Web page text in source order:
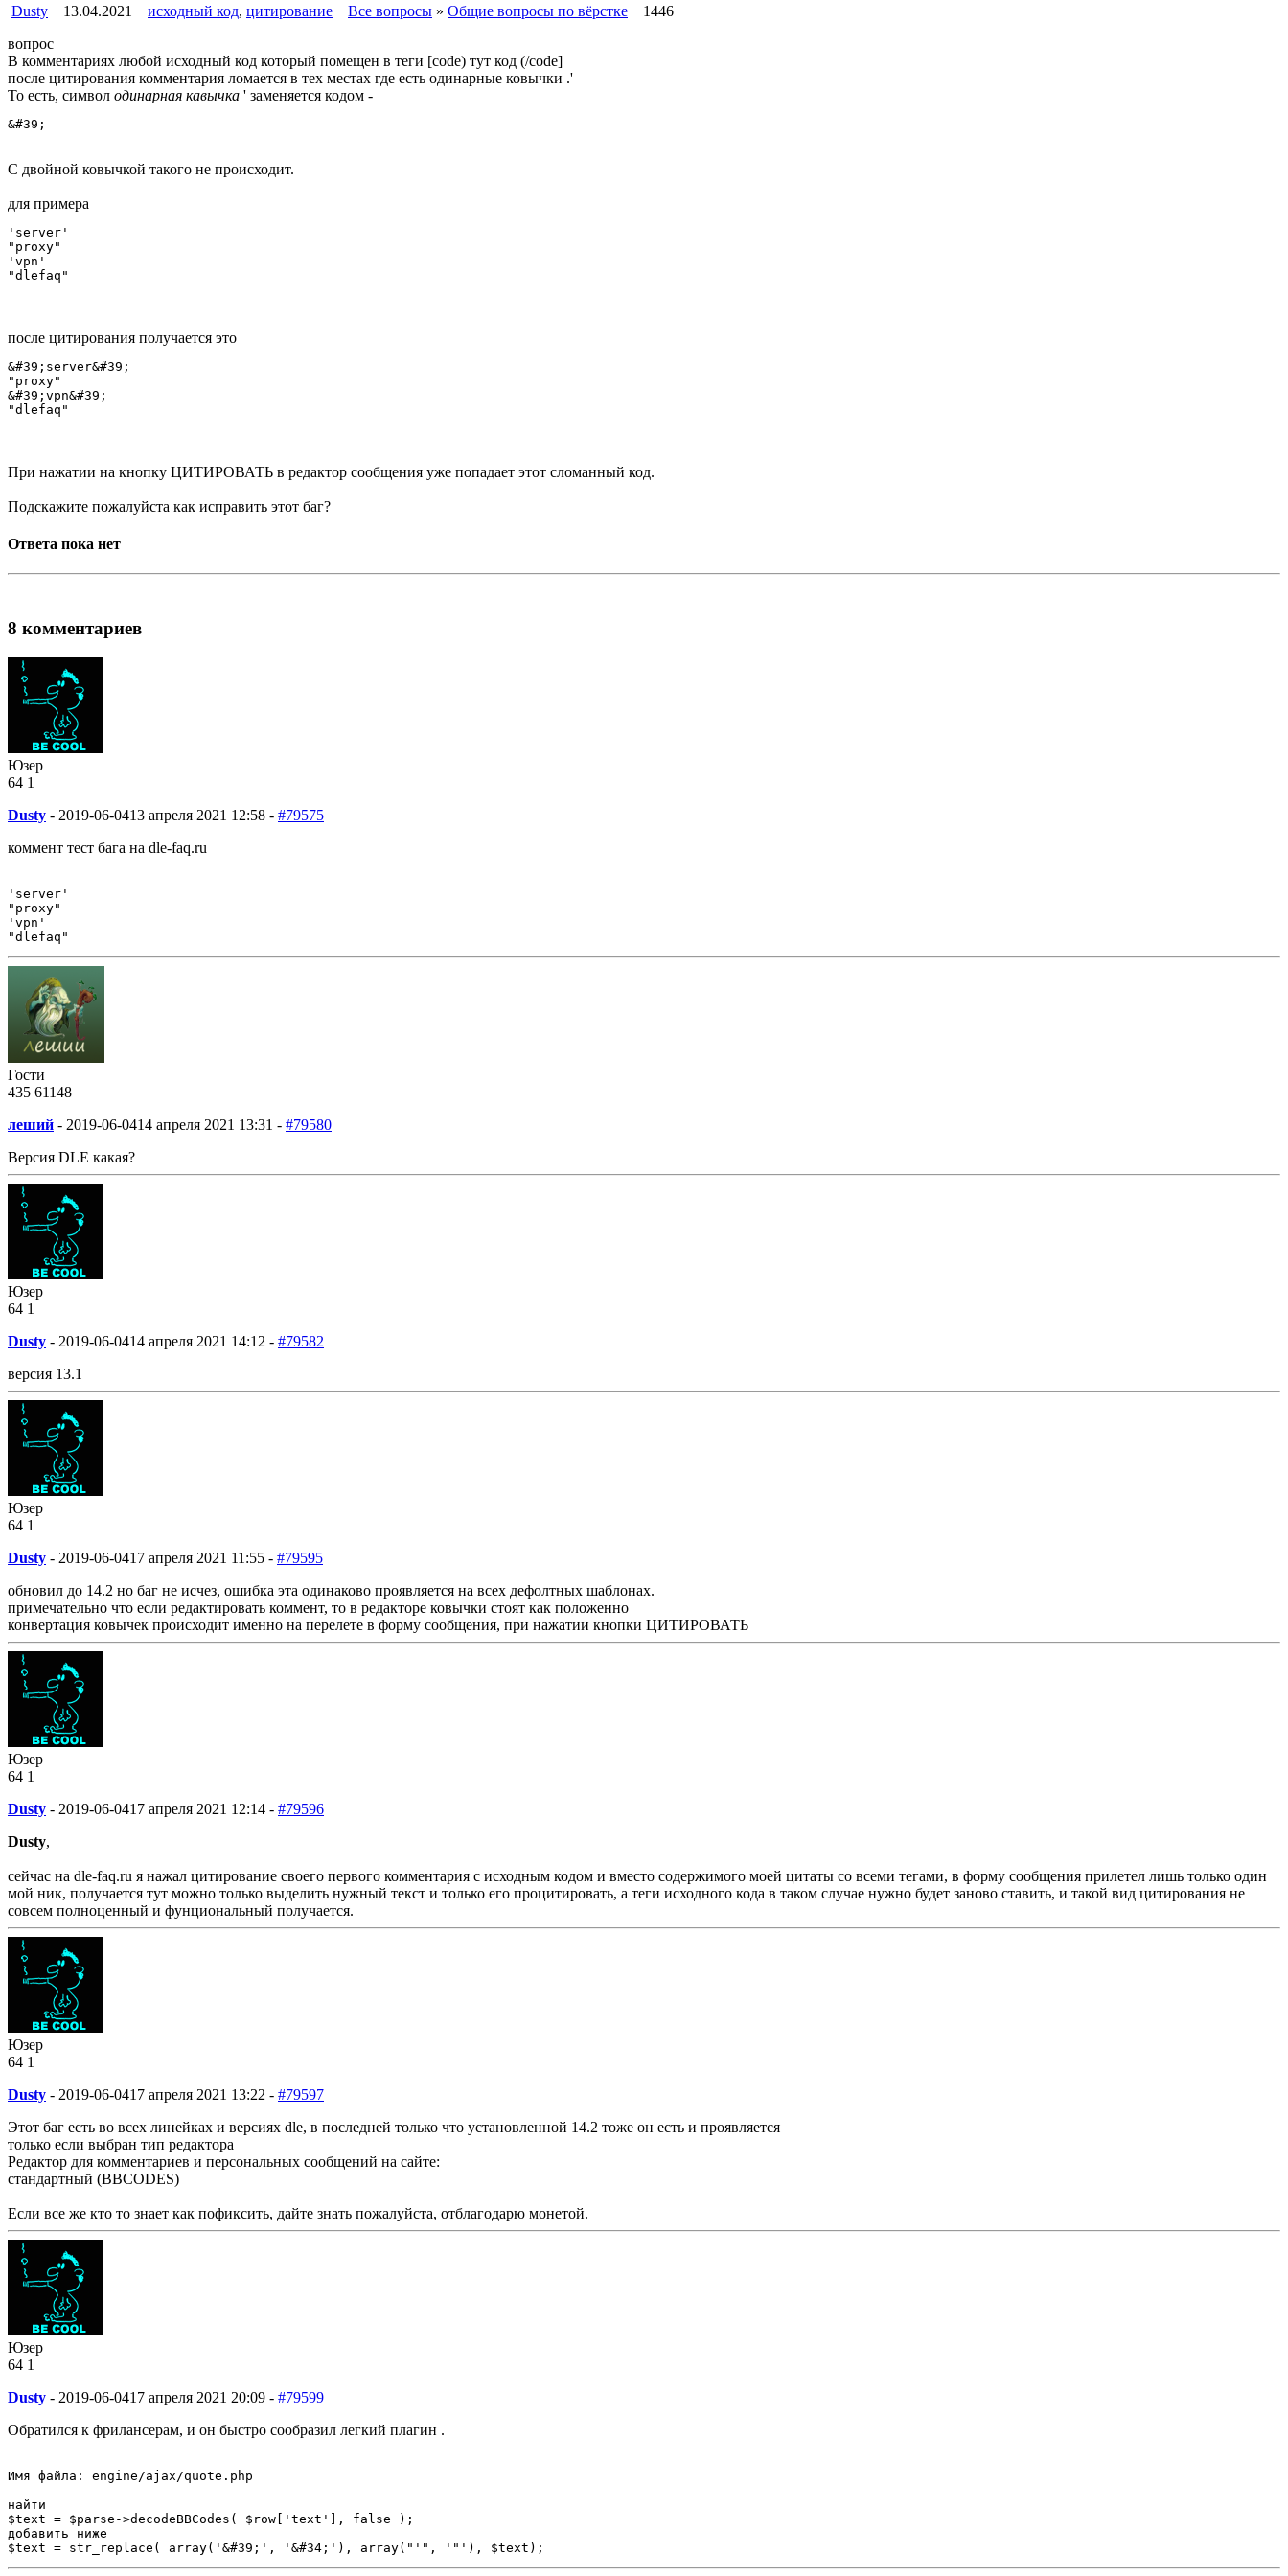
Dusty 13.04.2021 исходный код, цитирование Все вопросы » Общие вопросы по вёрстке
1446
вопрос
В комментариях любой исходный код который помещен в теги [code) тут код (/code]
после цитирования комментария ломается в тех местах где есть одинарные ковычки .'
То есть, символ одинарная кавычка ' заменяется кодом -
&#39;
C двойной ковычкой такого не происходит.
для примера
'server'
"proxy"
'vpn'
"dlefaq"
после цитирования получается это
&#39;server&#39;
"proxy"
&#39;vpn&#39;
"dlefaq"
При нажатии на кнопку ЦИТИРОВАТЬ в редактор сообщения уже попадает этот сломанный код.
Подскажите пожалуйста как исправить этот баг?
Ответа пока нет
8 комментариев
Юзер
64 1
Dusty - 2019-06-0413 апреля 2021 12:58 - #79575
коммент тест бага на dle-faq.ru
'server'
"proxy"
'vpn'
"dlefaq"
Гости
435 61148
леший - 2019-06-0414 апреля 2021 13:31 - #79580
Версия DLE какая?
Юзер
64 1
Dusty - 2019-06-0414 апреля 2021 14:12 - #79582
версия 13.1
Юзер
64 1
Dusty - 2019-06-0417 апреля 2021 11:55 - #79595
обновил до 14.2 но баг не исчез, ошибка эта одинаково проявляется на всех дефолтных шаблонах.
примечательно что если редактировать коммент, то в редакторе ковычки стоят как положенно
конвертация ковычек происходит именно на перелете в форму сообщения, при нажатии кнопки ЦИТИРОВАТЬ
Юзер
64 1
Dusty - 2019-06-0417 апреля 2021 12:14 - #79596
Dusty,
сейчас на dle-faq.ru я нажал цитирование своего первого комментария с исходным кодом и вместо содержимого моей цитаты со всеми тегами, в форму сообщения прилетел лишь только один
мой ник, получается тут можно только выделить нужный текст и только его процитировать, а теги исходного кода в таком случае нужно будет заново ставить, и такой вид цитирования не
совсем полноценный и фунциональный получается.
Юзер
64 1
Dusty - 2019-06-0417 апреля 2021 13:22 - #79597
Этот баг есть во всех линейках и версиях dle, в последней только что установленной 14.2 тоже он есть и проявляется
только если выбран тип редактора
Редактор для комментариев и персональных сообщений на сайте:
стандартный (BBCODES)
Если все же кто то знает как пофиксить, дайте знать пожалуйста, отблагодарю монетой.
Юзер
64 1
Dusty - 2019-06-0417 апреля 2021 20:09 - #79599
Обратился к фрилансерам, и он быстро сообразил легкий плагин .
Имя файла: engine/ajax/quote.php
найти
$text = $parse->decodeBBCodes( $row['text'], false );
добавить ниже
$text = str_replace( array('&#39;', '&#34;'), array("'", '"'), $text);